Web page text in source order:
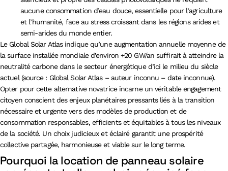
aucune consommation d’eau douce, essentielle pour l’agriculture
et l’humanité, face au stress croissant dans les régions arides et
semi-arides du monde entier.
Le Global Solar Atlas indique qu’une augmentation annuelle moyenne de
la surface installée mondiale d’environ +20 GW/an suffirait à atteindre la
neutralité carbone dans le secteur énergétique d’ici le milieu du siècle
actuel (source : Global Solar Atlas – auteur inconnu – date inconnue).
Opter pour cette alternative novatrice incarne un véritable engagement
citoyen conscient des enjeux planétaires pressants liés à la transition
nécessaire et urgente vers des modèles de production et de
consommation responsables, efficients et équitables à tous les niveaux
de la société. Un choix judicieux et éclairé garantit une prospérité
collective partagée, harmonieuse et viable sur le long terme.
Pourquoi la location de panneau solaire